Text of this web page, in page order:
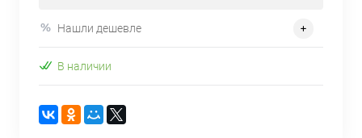
Нашли дешевле
В наличии